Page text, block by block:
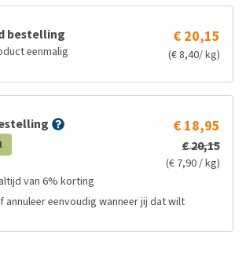
bestelling
eenmalig
€ 20,15
(€ 8,40/ kg)
€ 18,95
€ 20,15
(€ 7,90 / kg)
van 6% korting
annuleer eenvoudig wanneer jij dat wilt